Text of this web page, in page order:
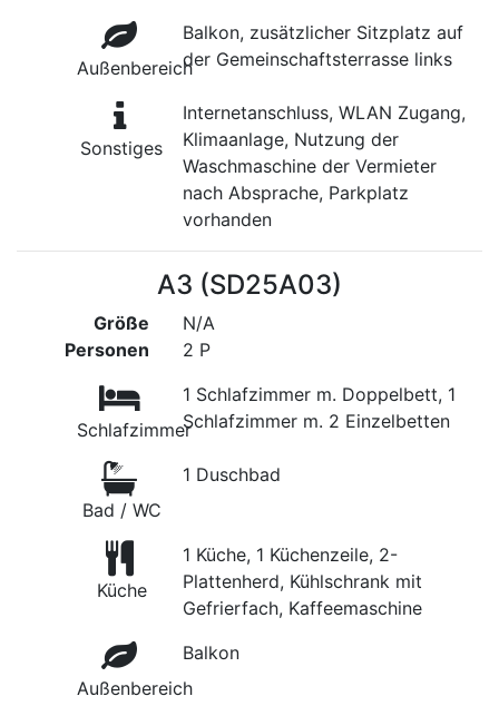
Außenbereich
Balkon, zusätzlicher Sitzplatz auf
der Gemeinschaftsterrasse links
Sonstiges
Internetanschluss, WLAN Zugang,
Klimaanlage, Nutzung der
Waschmaschine der Vermieter
nach Absprache, Parkplatz
vorhanden
A3 (SD25A03)
Größe
Personen
N/A
2 P
Schlafzimmer
1 Schlafzimmer m. Doppelbett, 1
Schlafzimmer m. 2 Einzelbetten
Bad / WC
1 Duschbad
Küche
1 Küche, 1 Küchenzeile, 2-
Plattenherd, Kühlschrank mit
Gefrierfach, Kaffeemaschine
Außenbereich
Balkon